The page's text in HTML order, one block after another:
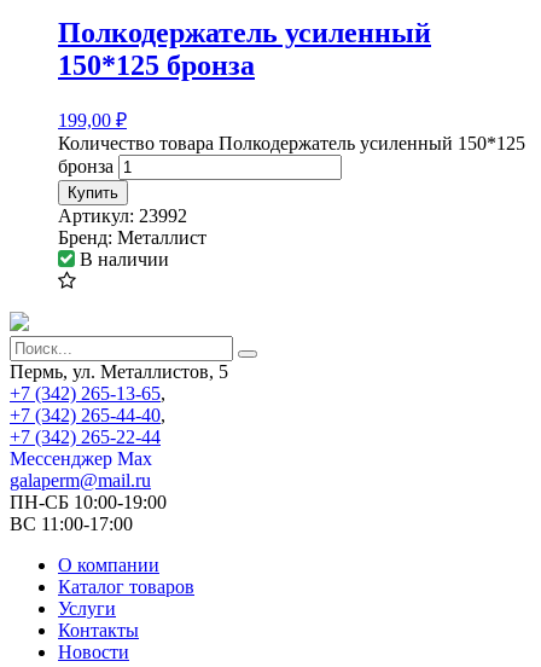
Полкодержатель усиленный
150*125 бронза
199,00 ₽
Количество товара Полкодержатель усиленный 150*125
бронза
Купить
Артикул: 23992
Бренд: Металлист
В наличии
Пермь, ул. Металлистов, 5
+7 (342) 265-13-65,
+7 (342) 265-44-40,
+7 (342) 265-22-44
Мессенджер Мах
galaperm@mail.ru
ПН-СБ 10:00-19:00
ВС 11:00-17:00
О компании
Каталог товаров
Услуги
Контакты
Новости